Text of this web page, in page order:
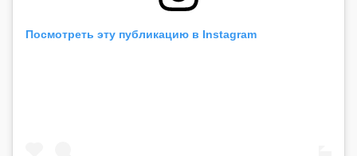
Посмотреть эту публикацию в Instagram